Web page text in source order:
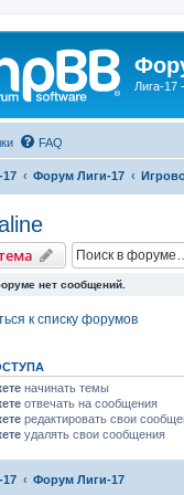
Лига-17
FAQ
17 Форум Лиги-17
нет сообщений.
к списку форумов
начинать темы
отвечать на сообщения
редактировать свои
удалять свои сообщения
17 Форум Лиги-17